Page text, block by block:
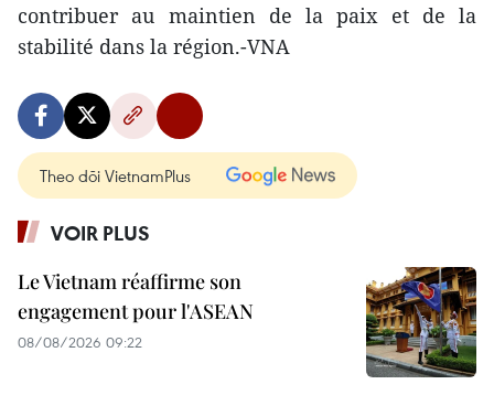
contribuer au maintien de la paix et de la
stabilité dans la région.-VNA
Theo dõi VietnamPlus
VOIR PLUS
Le Vietnam réaffirme son
engagement pour l'ASEAN
08/08/2026 09:22